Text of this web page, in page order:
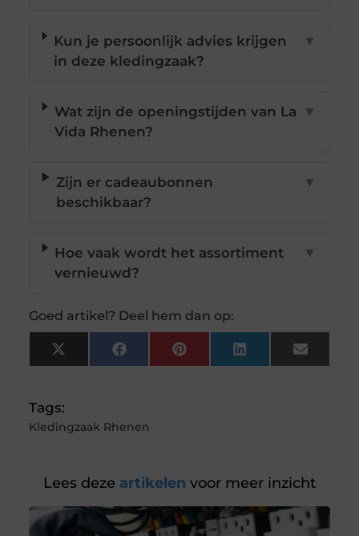
Kun je persoonlijk advies krijgen
in deze kledingzaak?
▼
Wat zijn de openingstijden van La
Vida Rhenen?
▼
Zijn er cadeaubonnen
beschikbaar?
▼
Hoe vaak wordt het assortiment
vernieuwd?
▼
Goed artikel? Deel hem dan op:
X
(Twitter)
FacebookPinterestLinkedInEmail
Tags:
Kledingzaak Rhenen
Lees deze artikelen voor meer inzicht